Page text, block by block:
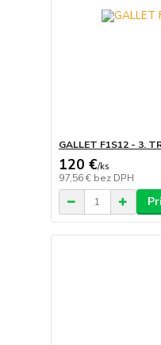
GALLET F1S12 - 3.
120 €/ks
97,56 € bez DPH